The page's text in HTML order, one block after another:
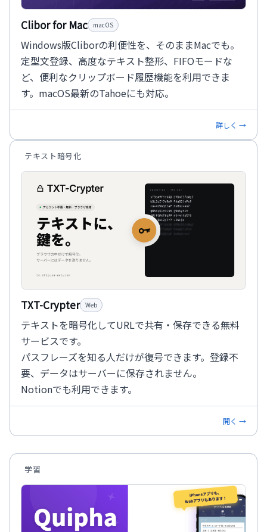
Clibor for Mac macOS
Windows版Cliborの利便性を、そのままMacでも。
定型文登録、高度なテキスト整形、FIFOモードな
ど、便利なクリップボード履歴機能を利用できま
す。macOS最新のTahoeにも対応。
詳しく →
テキスト暗号化
TXT-Crypter Web
テキストを暗号化してURLで共有・保存できる無料
サービスです。
パスフレーズを知る人だけが復号できます。登録不
要、データはサーバーに保存されません。
Notionでも利用できます。
開く →
学習